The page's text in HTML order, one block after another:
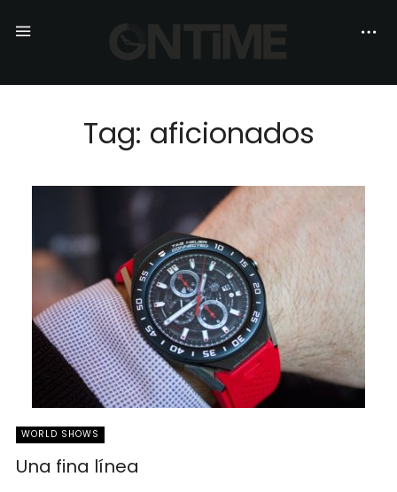
Tag: aficionados
WORLD SHOWS
Una fina línea